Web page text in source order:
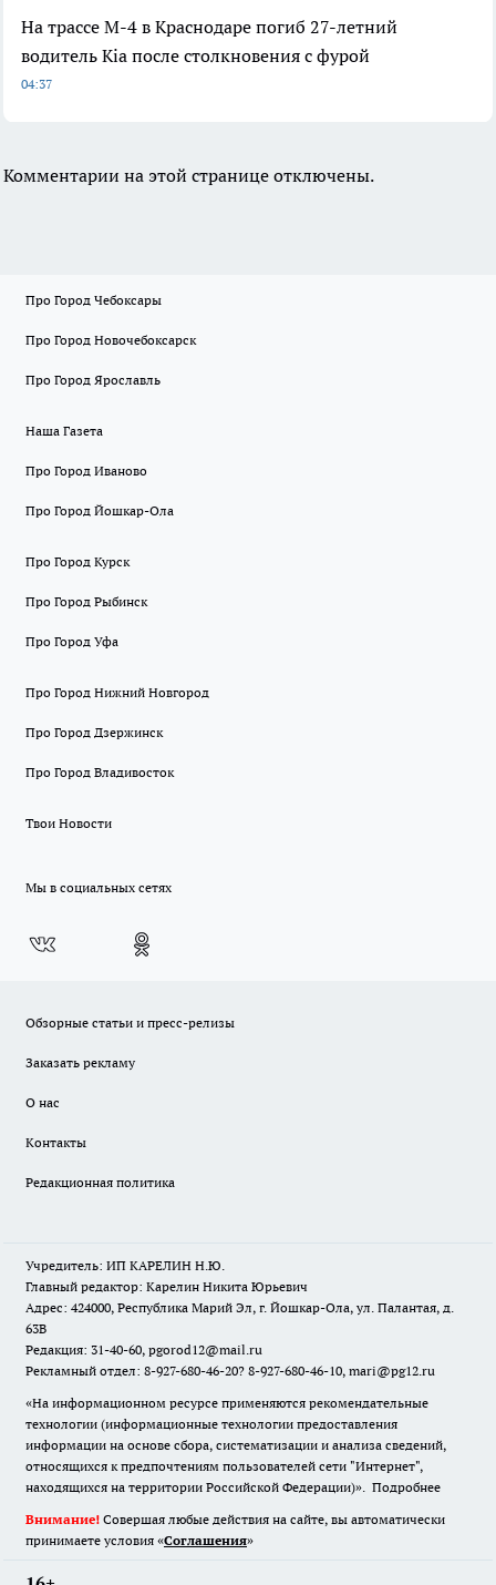
На трассе М-4 в Краснодаре погиб 27-летний
водитель Kia после столкновения с фурой
04:37
Комментарии на этой странице отключены.
Про Город Чебоксары
Про Город Новочебоксарск
Про Город Ярославль
Наша Газета
Про Город Иваново
Про Город Йошкар-Ола
Про Город Курск
Про Город Рыбинск
Про Город Уфа
Про Город Нижний Новгород
Про Город Дзержинск
Про Город Владивосток
Твои Новости
Мы в социальных сетях
Обзорные статьи и пресс-релизы
Заказать рекламу
О нас
Контакты
Редакционная политика
Учредитель: ИП КАРЕЛИН Н.Ю.
Главный редактор: Карелин Никита Юрьевич
Адрес: 424000, Республика Марий Эл, г. Йошкар-Ола, ул. Палантая, д.
63В
Редакция: 31-40-60, pgorod12@mail.ru
Рекламный отдел: 8-927-680-46-20? 8-927-680-46-10, mari@pg12.ru
«На информационном ресурсе применяются рекомендательные
технологии (информационные технологии предоставления
информации на основе сбора, систематизации и анализа сведений,
относящихся к предпочтениям пользователей сети "Интернет",
находящихся на территории Российской Федерации)». Подробнее
Внимание! Совершая любые действия на сайте, вы автоматически
принимаете условия «Cоглашения»